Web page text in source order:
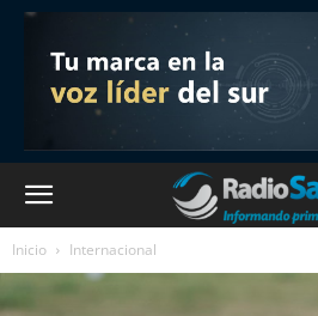
Inicio Internacional